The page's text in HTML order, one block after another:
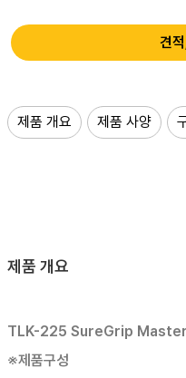
견
제품 개요 제품 사양
제품 개요
TLK-225 SureGrip
※제품구성